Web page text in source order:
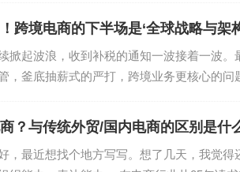
跨境电商的下半场是‘全球战略与架
掀起波浪，收到补税的通知一波接着一波。
，釜底抽薪式的严打，跨境业务更核心的
？与传统外贸/国内电商的区别是什
，最近想找个地方写写。想了几天，我觉得